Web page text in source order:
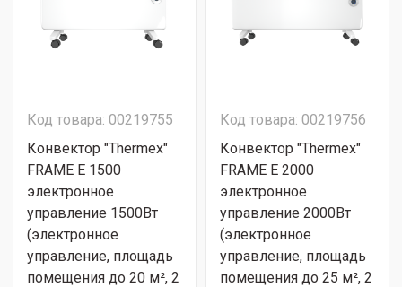
Код товара: 00219755
Конвектор "Thermex"
FRAME E 1500
электронное
управление 1500Вт
(электронное
управление, площадь
помещения до 20 м², 2
Код товара: 00219756
Конвектор "Thermex"
FRAME E 2000
электронное
управление 2000Вт
(электронное
управление, площадь
помещения до 25 м², 2